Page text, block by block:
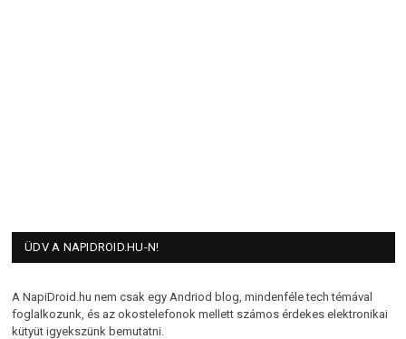
ÜDV A NAPIDROID.HU-N!
A NapiDroid.hu nem csak egy Andriod blog, mindenféle tech témával
foglalkozunk, és az okostelefonok mellett számos érdekes elektronikai
kütyüt igyekszünk bemutatni.